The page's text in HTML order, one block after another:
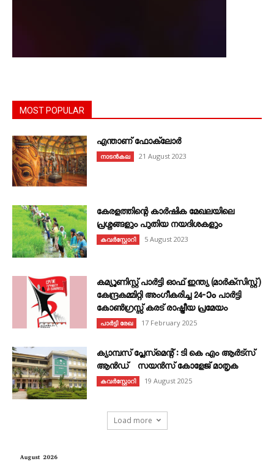
MOST POPULAR
എന്താണ്‌ ഫോക്‌ലോർ
നാടൻകല 21 August 2023
കേരളത്തിന്റെ കാർഷിക മേഖലയിലെ
പ്രശ്നങ്ങളും പുതിയ നയദിശകളും
കവര്‍സ്റ്റോറി 5 August 2023
കമ്യൂണിസ്റ്റ് പാർട്ടി ഓഫ് ഇന്ത്യ (മാർക്സിസ്റ്റ്)
കേന്ദ്രകമ്മിറ്റി അംഗീകരിച്ച 24‐ാം പാർട്ടി
കോൺഗ്രസ്സ് കരട് രാഷ്ട്രീയ പ്രമേയം
പാർട്ടി രേഖ 17 February 2025
ക്യാമ്പസ് പ്ലേസ്മെന്റ് : ടി കെ എം ആർട്സ്
ആൻഡ് സയൻസ് കോളേജ് മാതൃക
കവര്‍സ്റ്റോറി 19 August 2025
Load more
August 2026